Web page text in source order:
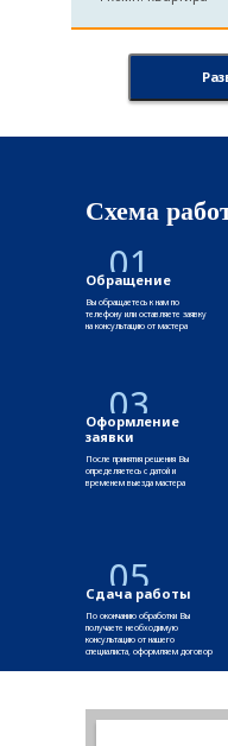
Схема
01
Обращение
Вы обращаетесь к нам по
телефону или оставляете заявку
на консультацию от мастера
03
Оформление
заявки
После принятия решения Вы
определяетесь с датой и
временем выезда мастера
05
Сдача работы
По окончанию обработки Вы
получаете необходимую
консультацию от нашего
специалиста, оформляем договор